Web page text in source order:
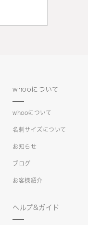
whooについて
whooについて
名刺サイズについて
お知らせ
ブログ
お客様紹介
ヘルプ&ガイド